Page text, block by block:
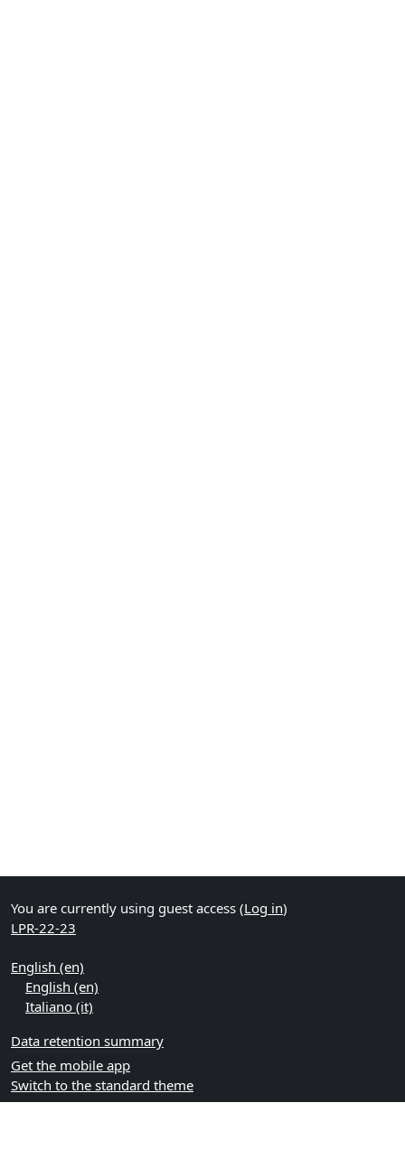
You are currently using guest access (Log in)
LPR-22-23
English ‎(en)‎
English ‎(en)‎
Italiano ‎(it)‎
Data retention summary
Get the mobile app
Switch to the standard theme